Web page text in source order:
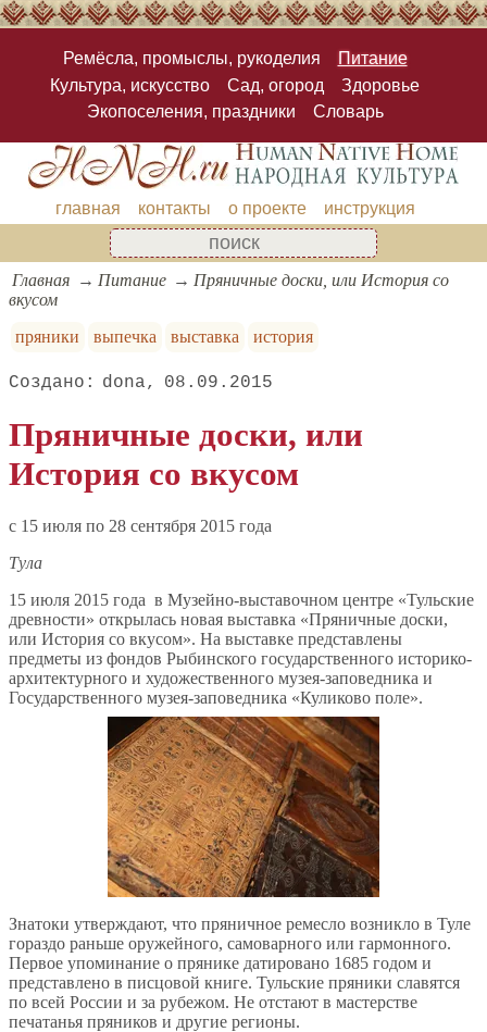
Ремёсла, промыслы, рукоделия
Питание
Культура, искусство
Сад, огород
Здоровье
Экопоселения, праздники
Словарь
главная контакты о проекте инструкция
Главная Питание
Пряничные доски, или История со
вкусом
пряники
выпечка выставка история
dona 08.09.2015
Пряничные доски, или
История со вкусом
c 15 июля по 28 сентября 2015 года
Тула
15 июля 2015 года в Музейно-выставочном центре «Тульские
древности» открылась новая выставка «Пряничные доски,
или История со вкусом». На выставке представлены
предметы из фондов Рыбинского государственного историко-
архитектурного и художественного музея-заповедника и
Государственного музея-заповедника «Куликово поле».
Знатоки утверждают, что пряничное ремесло возникло в Туле
гораздо раньше оружейного, самоварного или гармонного.
Первое упоминание о прянике датировано 1685 годом и
представлено в писцовой книге. Тульские пряники славятся
по всей России и за рубежом. Не отстают в мастерстве
печатанья пряников и другие регионы.